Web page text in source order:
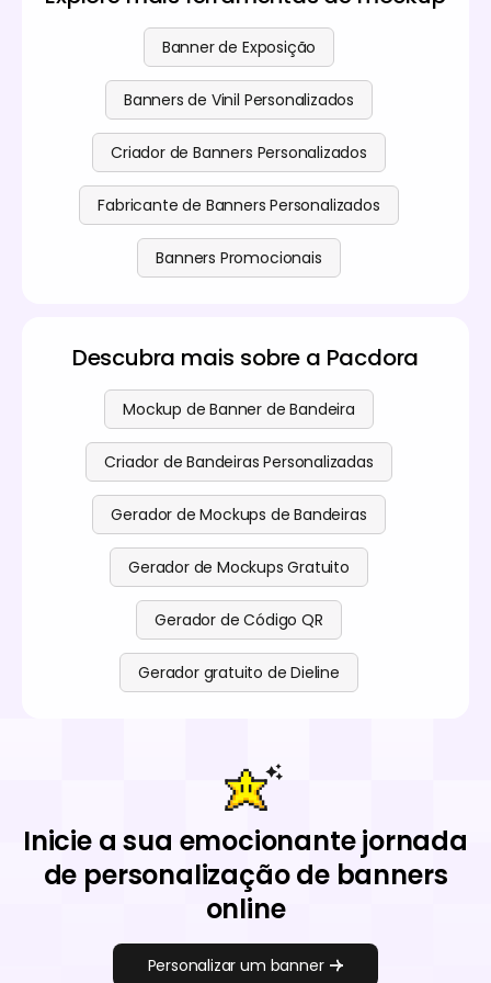
Visite a nossapágina de preçospara mais detalhes.
Banner de Exposição
Banners de Vinil Personalizados
Criador de Banners Personalizados
Fabricante de Banners Personalizados
Banners Promocionais
Descubra mais sobre a Pacdora
Mockup de Banner de Bandeira
Criador de Bandeiras Personalizadas
Gerador de Mockups de Bandeiras
Gerador de Mockups Gratuito
Gerador de Código QR
Gerador gratuito de Dieline
Inicie a sua emocionante jornada
de personalização de banners
online
Personalizar um banner